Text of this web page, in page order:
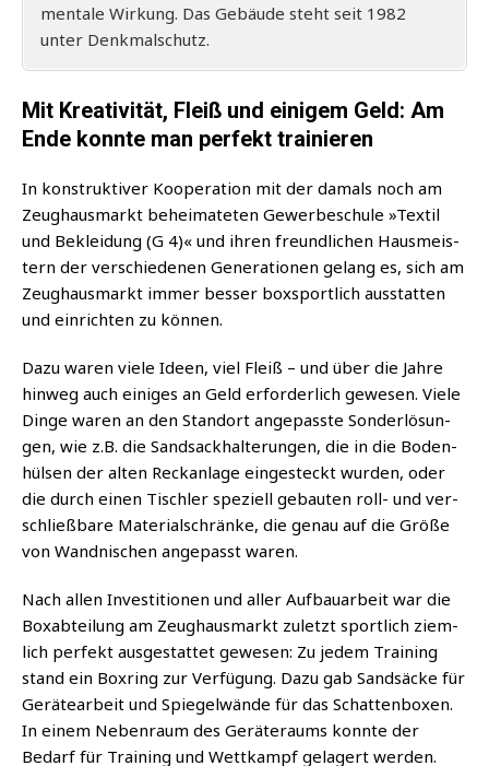
men­ta­le Wir­kung. Das Gebäu­de steht seit 1982
unter Denkmalschutz.
Mit Kreativität, Fleiß und einigem Geld: Am
Ende konnte man perfekt trainieren
In kon­struk­ti­ver Koope­ra­ti­on mit der damals noch am
Zeug­haus­markt behei­ma­te­ten Gewer­be­schu­le »Tex­til
und Beklei­dung (G 4)« und ihren freund­li­chen Haus­meis­
tern der ver­schie­de­nen Gene­ra­tio­nen gelang es, sich am
Zeug­haus­markt immer bes­ser box­sport­lich aus­stat­ten
und ein­rich­ten zu können.
Dazu waren vie­le Ideen, viel Fleiß – und über die Jah­re
hin­weg auch eini­ges an Geld erfor­der­lich gewe­sen. Vie­le
Din­ge waren an den Stand­ort ange­pass­te Son­der­lö­sun­
gen, wie z.B. die Sand­sack­hal­te­run­gen, die in die Boden­
hül­sen der alten Reck­an­la­ge ein­ge­steckt wur­den, oder
die durch einen Tisch­ler spe­zi­ell gebau­ten roll- und ver­
schließ­ba­re Mate­ri­al­schrän­ke, die genau auf die Grö­ße
von Wand­ni­schen ange­passt waren.
Nach allen Inves­ti­tio­nen und aller Auf­bau­ar­beit war die
Box­ab­tei­lung am Zeug­haus­markt zuletzt sport­lich ziem­
lich per­fekt aus­ge­stat­tet gewe­sen: Zu jedem Trai­ning
stand ein Box­ring zur Ver­fü­gung. Dazu gab Sand­sä­cke für
Gerä­te­ar­beit und Spie­gel­wän­de für das Schat­ten­bo­xen.
In einem Neben­raum des Gerä­te­raums konn­te der
Bedarf für Trai­ning und Wett­kampf gela­gert werden.